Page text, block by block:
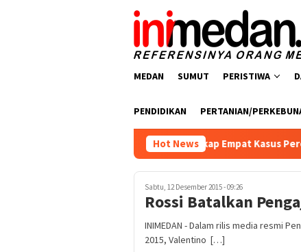
MEDAN SUMUT PERISTIWA
PENDIDIKAN PERTANIAN/
Hot News
Polres Batu Bara Ungkap Empat Kasus Peredaran
Sabtu, 12 Desember 2015 - 09:26
Rossi Batalkan
INIMEDAN - Dalam rilis media resmi
2015, Valentino […]